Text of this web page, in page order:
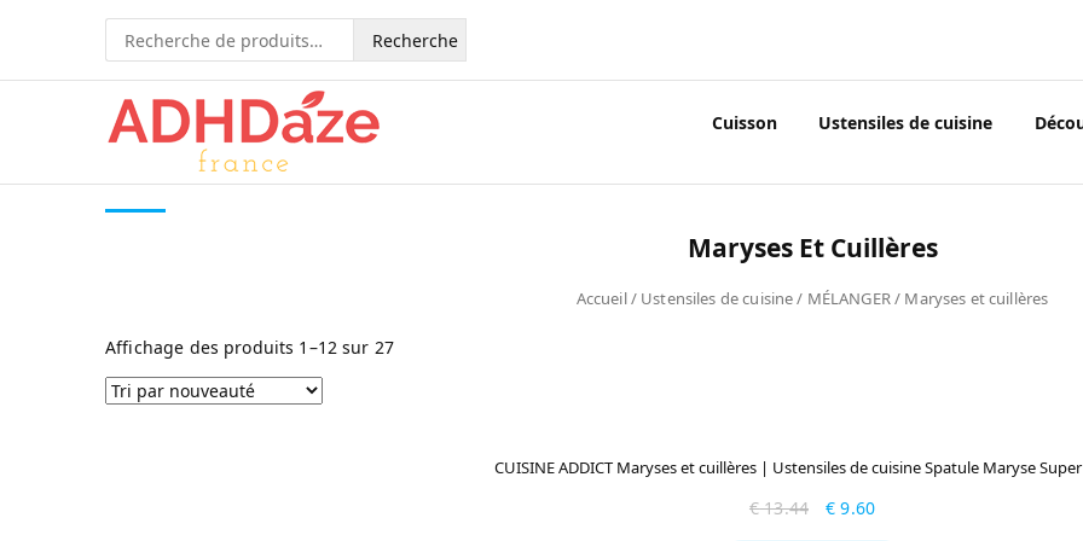
Recherche
pour :
Cuisson Ustensiles de cuisine
Maryses Et Cuillères
Accueil/ Ustensiles de cuisine/ MÉLANGER/ Maryses et cuillères
Affichage des produits 1–12 sur 27
CUISINE ADDICT Maryses et cuillères | Ustensiles de cuisine Spatule Maryse
€13.44 € 9.60